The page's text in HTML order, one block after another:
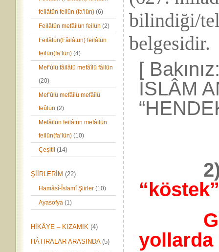
feilâtün feilün (fa’lün) (6)
Feilâtün mefâilün feilün (2)
Feilâtün(Fâilâtün) feilâtün
feilün(fa’lün) (4)
Mef’ùlü fâilâtü mefâîlü fâilün
(20)
Mef’ûlü mefâîlü mefâîlü
feûlün (2)
Mefâilün feilâtün mefâilün
feilün(fa’lün) (10)
Çeşitli (14)
ŞİİRLERİM (22)
Hamâsî-Îslamî Şiirler (10)
Ayasofya (1)
HİKÂYE – KIZAMIK (4)
HÂTIRALAR ARASINDA(5)
bilindiği/
belgesidir.
[
İSLÂM
yollarda